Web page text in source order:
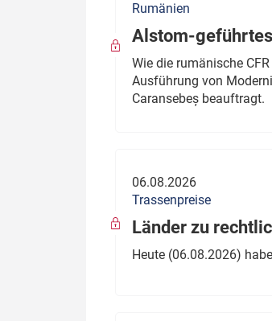
Rumänien
Alstom-
Wie die rumänische
Ausführung von
Caransebeș beauftragt.
06.08.2026
Trassenpreise
Länder zu
Heute (06.08.2026)